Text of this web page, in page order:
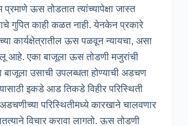
प्रमाणे ऊस तोडतात त्यांच्यापेक्षा जास्त
गुपित काही कळत नाही. येनकेन प्रकारे
कार्यक्षेत्रातील ऊस पळवून न्यायचा, असा
आहे. एका बाजूला ऊस तोडणी मजुरांची
उसाची उपलब्धता होण्याची अडचण
इकडे आड तिकडे विहीर परिस्थिती
परिस्थितीमध्ये कारखाने चालवणार
विचार करावा लागतो. ऊस तोडणी